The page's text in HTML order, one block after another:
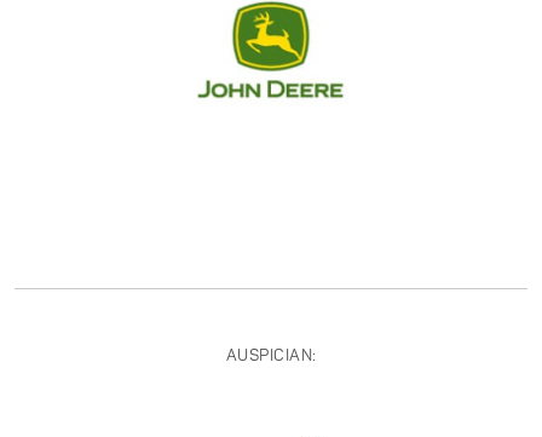
AUSPICIAN: